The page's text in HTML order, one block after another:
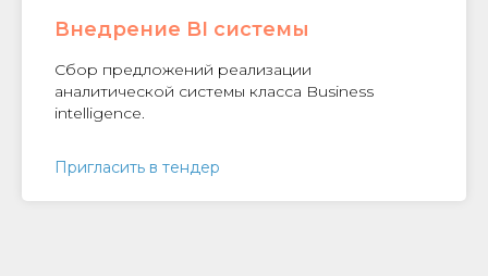
Внедрение BI системы
Сбор предложений реализации
аналитической системы класса Business
intelligence.
Пригласить в тендер